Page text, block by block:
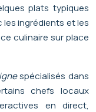
plats typiques
les ingrédients et les
culinaire sur place
spécialisés dans
chefs locaux
en direct,